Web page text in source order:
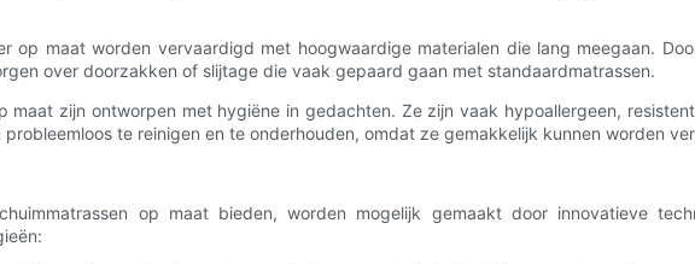
op maat worden vervaardigd met hoogwaardige materialen die lang meegaan.
over doorzakken of slijtage die vaak gepaard gaan met standaardmatrassen.
maat zijn ontworpen met hygiëne in gedachten. Ze zijn vaak hypoallergeen,
te reinigen en te onderhouden, omdat ze gemakkelijk kunnen worden
op maat bieden, worden mogelijk gemaakt door innovatieve